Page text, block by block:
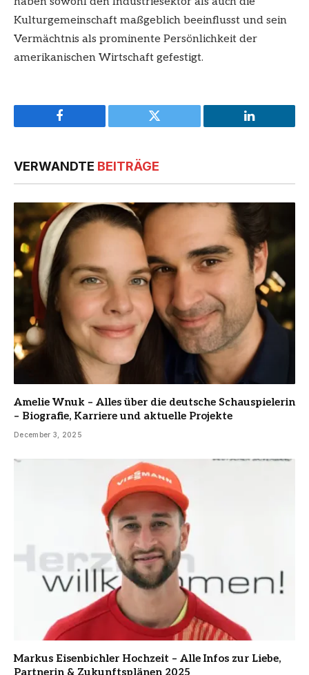
Kulturgemeinschaft maßgeblich beeinflusst und sein
Vermächtnis als prominente Persönlichkeit der
amerikanischen Wirtschaft gefestigt.
Facebook Twitter LinkedIn
VERWANDTE BEITRÄGE
Amelie Wnuk – Alles über die deutsche Schauspielerin
– Biografie, Karriere und aktuelle Projekte
December 3, 2025
Markus Eisenbichler Hochzeit – Alle Infos zur Liebe,